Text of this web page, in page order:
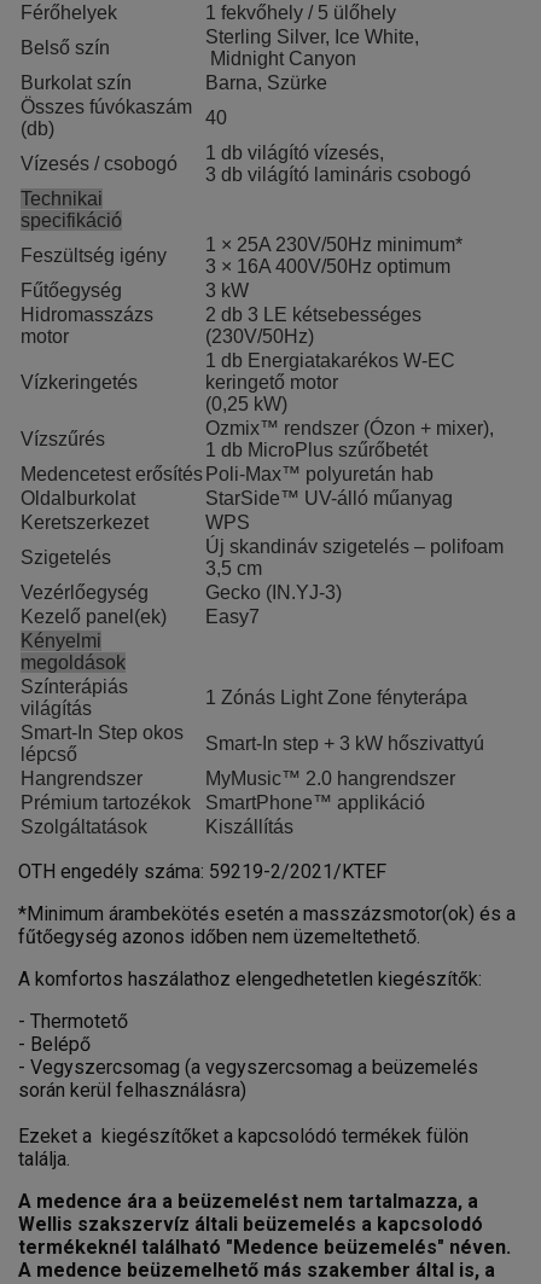
Férőhelyek
1 fekvőhely / 5 ülőhely
Belső szín
Sterling Silver, Ice White,
Midnight Canyon
Burkolat szín
Barna, Szürke
Összes fúvókaszám
(db)
40
Vízesés / csobogó
1 db világító vízesés,
3 db világító lamináris csobogó
Technikai
specifikáció
Feszültség igény
1 × 25A 230V/50Hz minimum*
3 × 16A 400V/50Hz optimum
Fűtőegység
3 kW
Hidromasszázs
motor
2 db 3 LE kétsebességes
(230V/50Hz)
Vízkeringetés
1 db Energiatakarékos W-EC
keringető motor
(0,25 kW)
Vízszűrés
Ozmix™ rendszer (Ózon + mixer),
1 db MicroPlus szűrőbetét
Medencetest erősítés Poli-Max™ polyuretán hab
Oldalburkolat
StarSide™ UV-álló műanyag
Keretszerkezet
WPS
Szigetelés
Új skandináv szigetelés – polifoam
3,5 cm
Vezérlőegység
Gecko (IN.YJ-3)
Kezelő panel(ek)
Easy7
Kényelmi
megoldások
Színterápiás
világítás
1 Zónás Light Zone fényterápa
Smart-In Step okos
lépcső
Smart-In step + 3 kW hőszivattyú
Hangrendszer
MyMusic™ 2.0 hangrendszer
Prémium tartozékok
SmartPhone™ applikáció
Szolgáltatások
Kiszállítás
OTH engedély száma: 59219-2/2021/KTEF
*Minimum árambekötés esetén a masszázsmotor(ok) és a
fűtőegység azonos időben nem üzemeltethető.
A komfortos haszálathoz elengedhetetlen kiegészítők:
- Thermotető
- Belépő
- Vegyszercsomag (a vegyszercsomag a beüzemelés
során kerül felhasználásra)
Ezeket a kiegészítőket a kapcsolódó termékek fülön
találja.
A medence ára a beüzemelést nem tartalmazza, a
Wellis szakszervíz általi beüzemelés a kapcsolodó
termékeknél található "Medence beüzemelés" néven.
A medence beüzemelhető más szakember által is, a